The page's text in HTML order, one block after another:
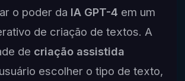
o poder da IA GPT-4 em um
de criação de textos. A
de criação assistida
escolher o tipo de texto,